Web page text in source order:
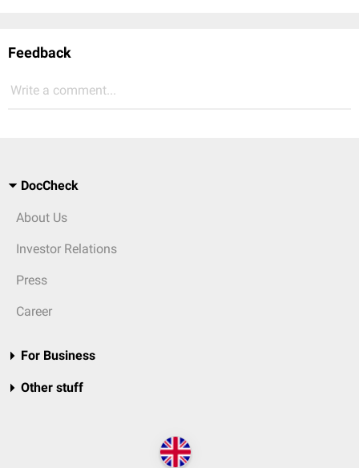
Feedback
Write a comment...
DocCheck
About Us
Investor Relations
Press
Career
For Business
Other stuff